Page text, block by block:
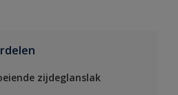
zijdeglanslak